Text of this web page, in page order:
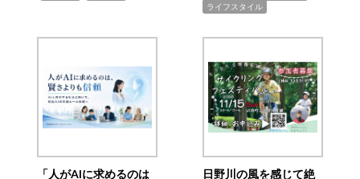
ライフスタイル
「人がAIに求めるのは 日野川の風を感じて絶